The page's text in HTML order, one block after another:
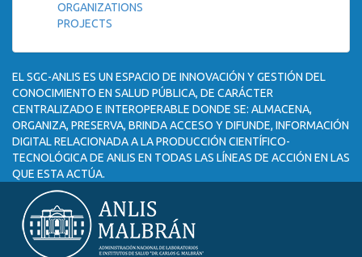
ORGANIZATIONS
PROJECTS
EL SGC-ANLIS ES UN ESPACIO DE INNOVACIÓN Y GESTIÓN DEL
CONOCIMIENTO EN SALUD PÚBLICA, DE CARÁCTER
CENTRALIZADO E INTEROPERABLE DONDE SE: ALMACENA,
ORGANIZA, PRESERVA, BRINDA ACCESO Y DIFUNDE, INFORMACIÓN
DIGITAL RELACIONADA A LA PRODUCCIÓN CIENTÍFICO-
TECNOLÓGICA DE ANLIS EN TODAS LAS LÍNEAS DE ACCIÓN EN LAS
QUE ESTA ACTÚA.